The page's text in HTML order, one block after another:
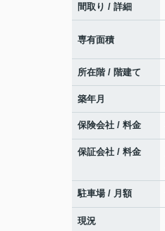
間取り / 詳細
専有面積
所在階 / 階建て
築年月
保険会社 / 料金
保証会社 / 料金
駐車場 / 月額
現況